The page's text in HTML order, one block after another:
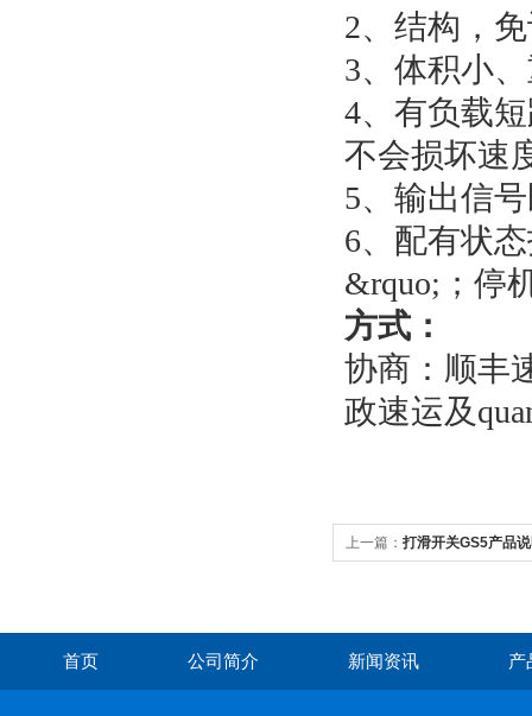
2、结构，
3、体积小
4、有负载
不会损坏速
5、输出信
6、配有状
&rquo;；停
方式：
协商：顺丰
政速运及
上一篇： 打滑开关GS5产品
首页 公司简介 新闻资讯 产